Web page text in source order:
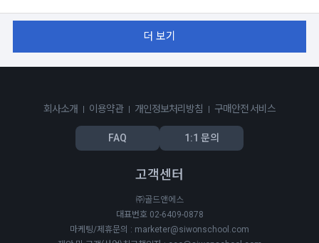
더 보기
회사소개 이용약관 개인정보처리방침 구매안전 서비스
FAQ 1:1 문의
고객센터
㈜골드앤에스
대표번호 02-6409-0878
마케팅/제휴문의 : marketer@siwonschool.com